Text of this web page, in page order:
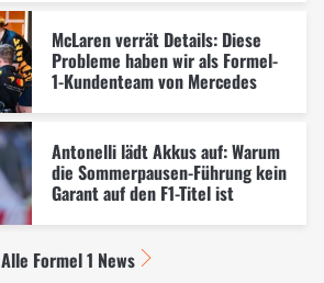
McLaren verrät Details: Diese
Probleme haben wir als Formel-
1-Kundenteam von Mercedes
Antonelli lädt Akkus auf: Warum
die Sommerpausen-Führung kein
Garant auf den F1-Titel ist
Alle Formel 1 News